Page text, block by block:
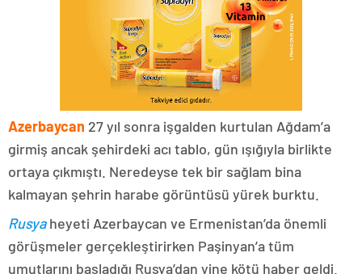
Azerbaycan 27 yıl sonra işgalden kurtulan Ağdam’a
girmiş ancak şehirdeki acı tablo, gün ışığıyla birlikte
ortaya çıkmıştı. Neredeyse tek bir sağlam bina
kalmayan şehrin harabe görüntüsü yürek burktu.
Rusyaheyeti Azerbaycan ve Ermenistan’da önemli
görüşmeler gerçekleştirirken Paşinyan’a tüm
umutlarını başladığı Rusya’dan yine kötü haber geldi.